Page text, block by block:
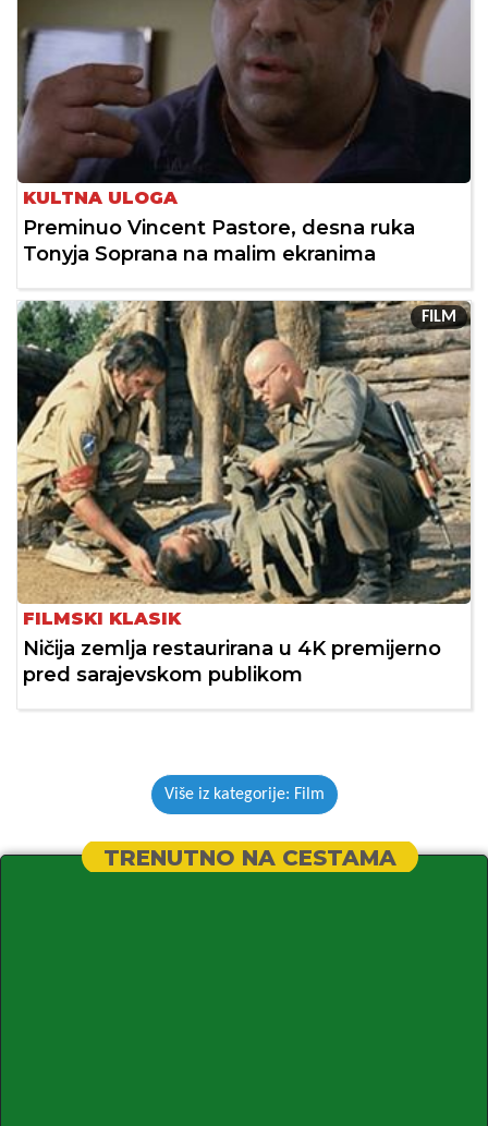
KULTNA ULOGA
Preminuo Vincent Pastore, desna ruka
Tonyja Soprana na malim ekranima
FILM
FILMSKI KLASIK
Ničija zemlja restaurirana u 4K premijerno
pred sarajevskom publikom
Više iz kategorije: Film
TRENUTNO NA CESTAMA